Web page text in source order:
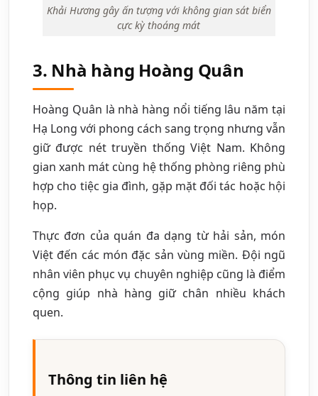
Khải Hương gây ấn tượng với không gian sát biển
cực kỳ thoáng mát
3. Nhà hàng Hoàng Quân
Hoàng Quân là nhà hàng nổi tiếng lâu năm tại
Hạ Long với phong cách sang trọng nhưng vẫn
giữ được nét truyền thống Việt Nam. Không
gian xanh mát cùng hệ thống phòng riêng phù
hợp cho tiệc gia đình, gặp mặt đối tác hoặc hội
họp.
Thực đơn của quán đa dạng từ hải sản, món
Việt đến các món đặc sản vùng miền. Đội ngũ
nhân viên phục vụ chuyên nghiệp cũng là điểm
cộng giúp nhà hàng giữ chân nhiều khách
quen.
Thông tin liên hệ